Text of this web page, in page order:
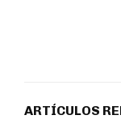
ARTÍCULOS